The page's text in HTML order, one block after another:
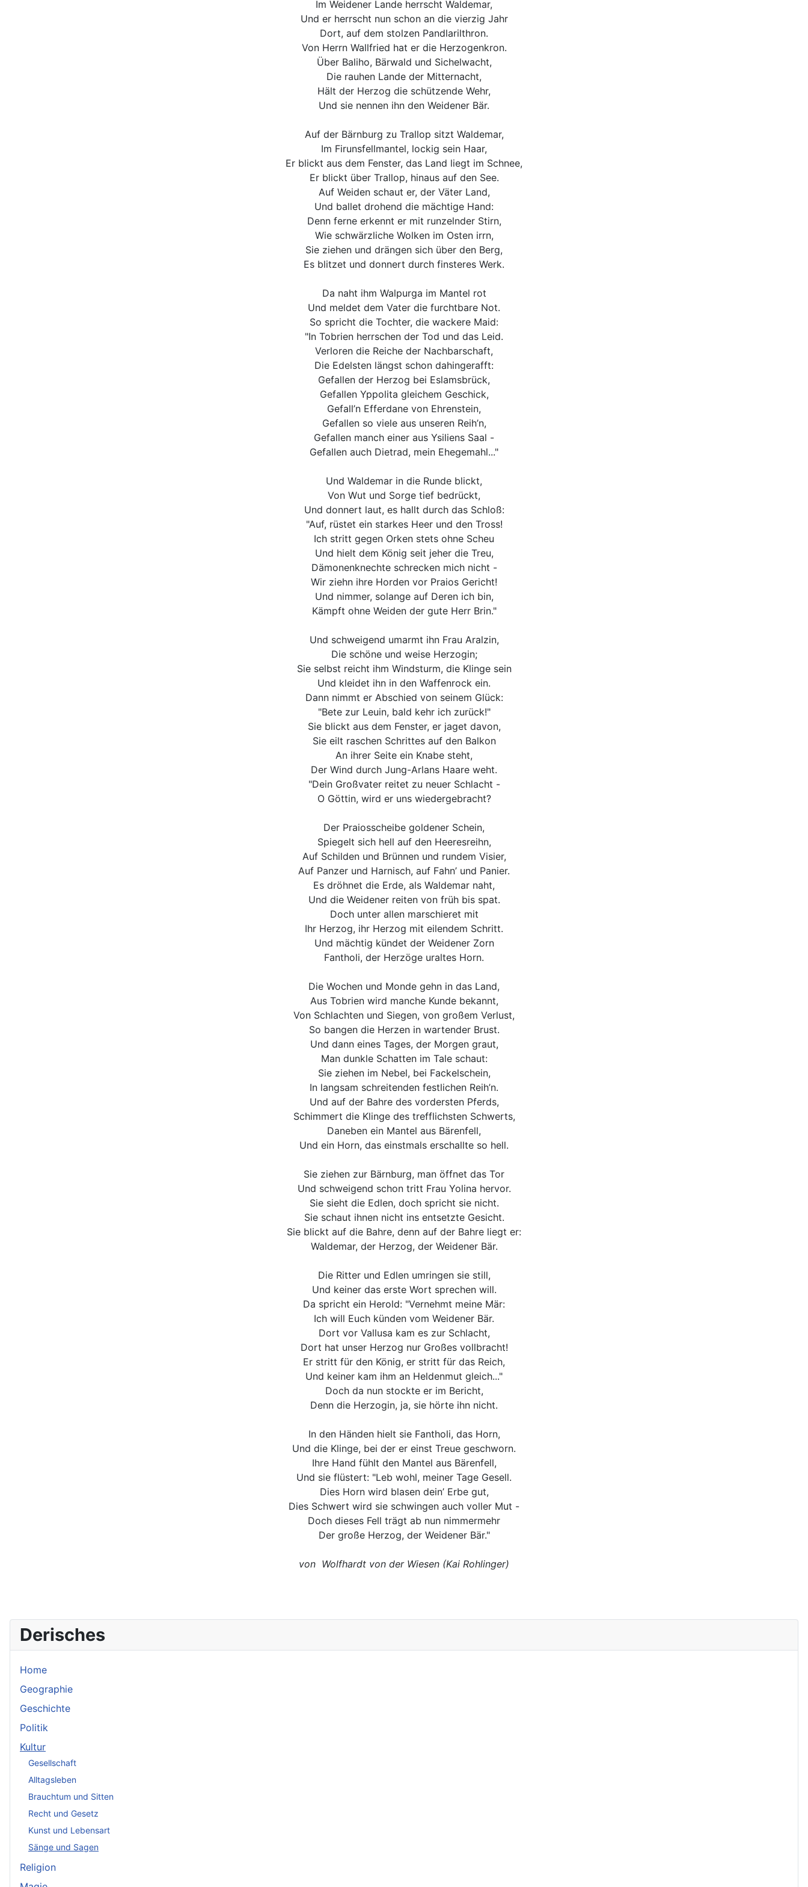
Derisches
Home
Geographie
Geschichte
Politik
Kultur
Gesellschaft
Alltagsleben
Brauchtum und Sitten
Recht und Gesetz
Kunst und Lebensart
Sänge und Sagen
Religion
Im Weidener Lande herrscht Waldemar,
Und er herrscht nun schon an die vierzig Jahr
Dort, auf dem stolzen Pandlarilthron.
Von Herrn Wallfried hat er die Herzogenkron.
Über Baliho, Bärwald und Sichelwacht,
Die rauhen Lande der Mitternacht,
Hält der Herzog die schützende Wehr,
Und sie nennen ihn den Weidener Bär.
Auf der Bärnburg zu Trallop sitzt Waldemar,
Im Firunsfellmantel, lockig sein Haar,
Er blickt aus dem Fenster, das Land liegt im Schnee,
Er blickt über Trallop, hinaus auf den See.
Auf Weiden schaut er, der Väter Land,
Und ballet drohend die mächtige Hand:
Denn ferne erkennt er mit runzelnder Stirn,
Wie schwärzliche Wolken im Osten irrn,
Sie ziehen und drängen sich über den Berg,
Es blitzet und donnert durch finsteres Werk.
Da naht ihm Walpurga im Mantel rot
Und meldet dem Vater die furchtbare Not.
So spricht die Tochter, die wackere Maid:
"In Tobrien herrschen der Tod und das Leid.
Verloren die Reiche der Nachbarschaft,
Die Edelsten längst schon dahingerafft:
Gefallen der Herzog bei Eslamsbrück,
Gefallen Yppolita gleichem Geschick,
Gefall’n Efferdane von Ehrenstein,
Gefallen so viele aus unseren Reih’n,
Gefallen manch einer aus Ysiliens Saal -
Gefallen auch Dietrad, mein Ehegemahl..."
Und Waldemar in die Runde blickt,
Von Wut und Sorge tief bedrückt,
Und donnert laut, es hallt durch das Schloß:
"Auf, rüstet ein starkes Heer und den Tross!
Ich stritt gegen Orken stets ohne Scheu
Und hielt dem König seit jeher die Treu,
Dämonenknechte schrecken mich nicht -
Wir ziehn ihre Horden vor Praios Gericht!
Und nimmer, solange auf Deren ich bin,
Kämpft ohne Weiden der gute Herr Brin."
Und schweigend umarmt ihn Frau Aralzin,
Die schöne und weise Herzogin;
Sie selbst reicht ihm Windsturm, die Klinge sein
Und kleidet ihn in den Waffenrock ein.
Dann nimmt er Abschied von seinem Glück:
"Bete zur Leuin, bald kehr ich zurück!"
Sie blickt aus dem Fenster, er jaget davon,
Sie eilt raschen Schrittes auf den Balkon
An ihrer Seite ein Knabe steht,
Der Wind durch Jung-Arlans Haare weht.
"Dein Großvater reitet zu neuer Schlacht -
O Göttin, wird er uns wiedergebracht?
Der Praiosscheibe goldener Schein,
Spiegelt sich hell auf den Heeresreihn,
Auf Schilden und Brünnen und rundem Visier,
Auf Panzer und Harnisch, auf Fahn’ und Panier.
Es dröhnet die Erde, als Waldemar naht,
Und die Weidener reiten von früh bis spat.
Doch unter allen marschieret mit
Ihr Herzog, ihr Herzog mit eilendem Schritt.
Und mächtig kündet der Weidener Zorn
Fantholi, der Herzöge uraltes Horn.
Die Wochen und Monde gehn in das Land,
Aus Tobrien wird manche Kunde bekannt,
Von Schlachten und Siegen, von großem Verlust,
So bangen die Herzen in wartender Brust.
Und dann eines Tages, der Morgen graut,
Man dunkle Schatten im Tale schaut:
Sie ziehen im Nebel, bei Fackelschein,
In langsam schreitenden festlichen Reih’n.
Und auf der Bahre des vordersten Pferds,
Schimmert die Klinge des trefflichsten Schwerts,
Daneben ein Mantel aus Bärenfell,
Und ein Horn, das einstmals erschallte so hell.
Sie ziehen zur Bärnburg, man öffnet das Tor
Und schweigend schon tritt Frau Yolina hervor.
Sie sieht die Edlen, doch spricht sie nicht.
Sie schaut ihnen nicht ins entsetzte Gesicht.
Sie blickt auf die Bahre, denn auf der Bahre liegt er:
Waldemar, der Herzog, der Weidener Bär.
Die Ritter und Edlen umringen sie still,
Und keiner das erste Wort sprechen will.
Da spricht ein Herold: "Vernehmt meine Mär:
Ich will Euch künden vom Weidener Bär.
Dort vor Vallusa kam es zur Schlacht,
Dort hat unser Herzog nur Großes vollbracht!
Er stritt für den König, er stritt für das Reich,
Und keiner kam ihm an Heldenmut gleich..."
Doch da nun stockte er im Bericht,
Denn die Herzogin, ja, sie hörte ihn nicht.
In den Händen hielt sie Fantholi, das Horn,
Und die Klinge, bei der er einst Treue geschworn.
Ihre Hand fühlt den Mantel aus Bärenfell,
Und sie flüstert: "Leb wohl, meiner Tage Gesell.
Dies Horn wird blasen dein’ Erbe gut,
Dies Schwert wird sie schwingen auch voller Mut -
Doch dieses Fell trägt ab nun nimmermehr
Der große Herzog, der Weidener Bär."
von Wolfhardt von der Wiesen (Kai Rohlinger)